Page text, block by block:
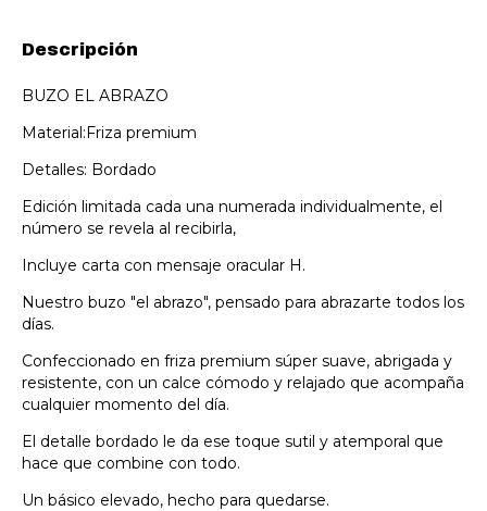
Descripción
BUZO EL ABRAZO
Material:Friza premium
Detalles: Bordado
Edición limitada cada una numerada individualmente, el
número se revela al recibirla,
Incluye carta con mensaje oracular H.
Nuestro buzo "el abrazo", pensado para abrazarte todos los
días.
Confeccionado en friza premium súper suave, abrigada y
resistente, con un calce cómodo y relajado que acompaña
cualquier momento del día.
El detalle bordado le da ese toque sutil y atemporal que
hace que combine con todo.
Un básico elevado, hecho para quedarse.